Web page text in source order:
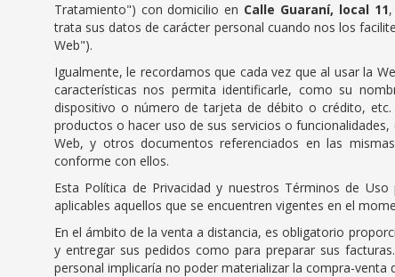
Tratamiento") con domicilio en Calle Guaraní, local 11
trata sus datos de carácter personal cuando nos los
Web").
Igualmente, le recordamos que cada vez que al usar la
características nos permita identificarle, como su
dispositivo o número de tarjeta de débito o crédito,
productos o hacer uso de sus servicios o
Web, y otros documentos referenciados en las
conforme con ellos.
Esta Política de Privacidad y nuestros Términos de
aplicables aquellos que se encuentren vigentes en el
En el ámbito de la venta a distancia, es obligatorio
y entregar sus pedidos como para preparar sus
personal implicaría no poder materializar la compra-venta